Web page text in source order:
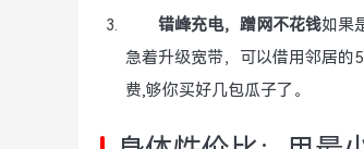
错峰充电，蹭网不花钱如果
急着升级宽带，可以借用邻居的
费,够你买好几包瓜子了。